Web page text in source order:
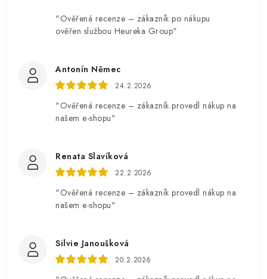
"Ověřená recenze – zákazník po nákupu
ověřen službou Heureka Group"
Antonín Němec
24.2.2026
"Ověřená recenze – zákazník provedl nákup na
našem e-shopu"
Renata Slavíková
22.2.2026
"Ověřená recenze – zákazník provedl nákup na
našem e-shopu"
Silvie Janoušková
20.2.2026